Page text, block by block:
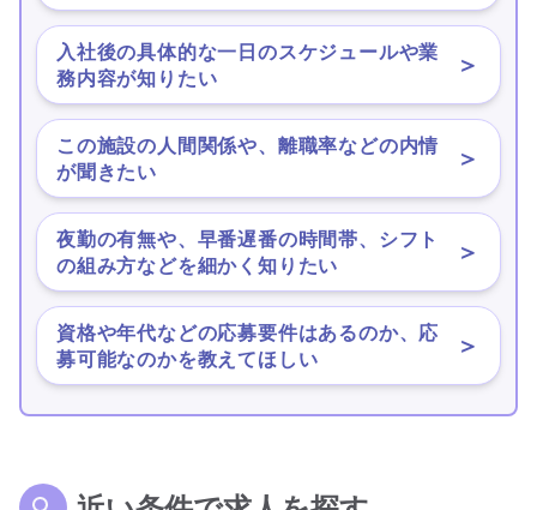
入社後の具体的な一日のスケジュールや業
務内容が知りたい
＞
この施設の人間関係や、離職率などの内情
が聞きたい
＞
夜勤の有無や、早番遅番の時間帯、シフト
の組み方などを細かく知りたい
＞
資格や年代などの応募要件はあるのか、応
募可能なのかを教えてほしい
＞